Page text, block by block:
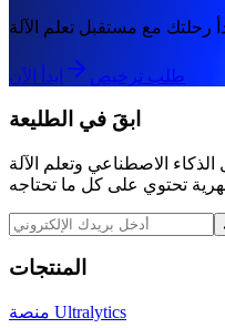
رحلتك مع مستقبل تعلم الآلة
طلب ترخيص ابدأ الآن
ابقَ في الطليعة
الاصطناعي وتعلم الآلة
المنتجات
منصة Ultralytics